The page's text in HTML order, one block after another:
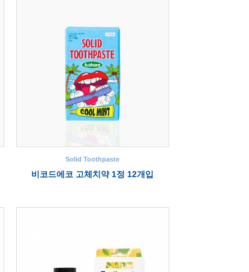
Solid Toothpaste
비코드에코 고체치약 1정 12개입